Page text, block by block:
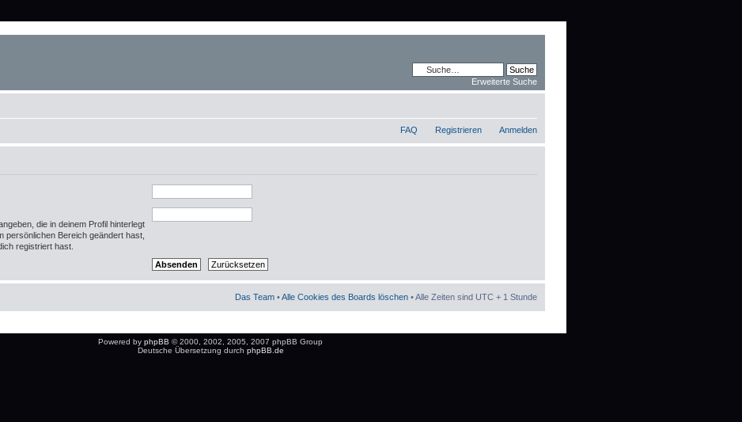
Erweiterte Suche
FAQ Registrieren Anmelden
die in deinem Profil hinterlegt
persönlichen Bereich geändert hast,
registriert hast.
Das Team •Alle Cookies des Boards löschen • Alle Zeiten sind UTC + 1 Stunde
Powered by phpBB © 2000, 2002, 2005, 2007 phpBB Group
Deutsche Übersetzung durch phpBB.de